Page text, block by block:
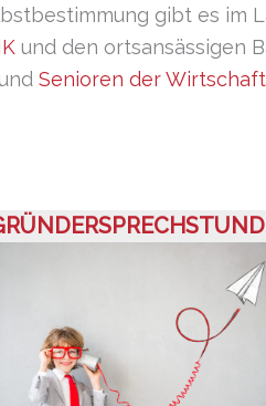
gibt es im
und den ortsansässigen
Senioren der